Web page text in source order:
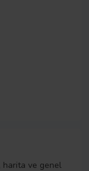
harita ve genel